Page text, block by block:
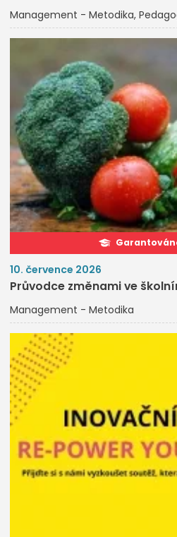
Management - Metodika
10. července 2026
Průvodce změnami ve
Management - Metodika